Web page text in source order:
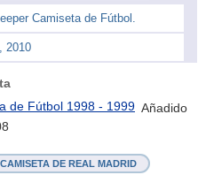
Camiseta de Fútbol.
2010
Añadido
DE REAL MADRID